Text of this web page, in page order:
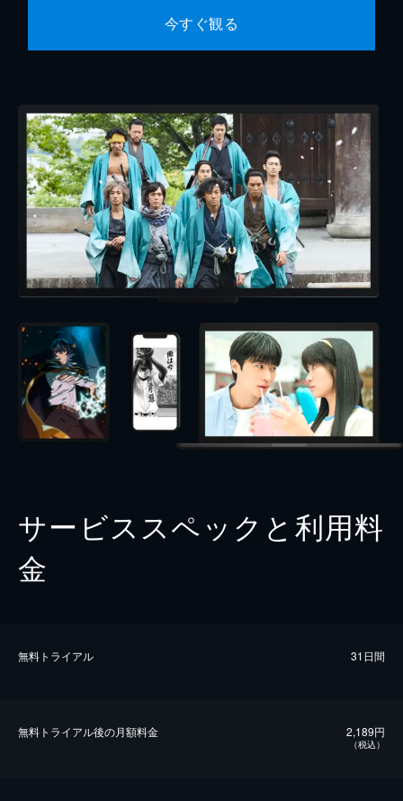
今すぐ観る
サービススペックと利用料
金
無料トライアル 31日間
無料トライアル後の⽉額料金 2,189円
（税込）